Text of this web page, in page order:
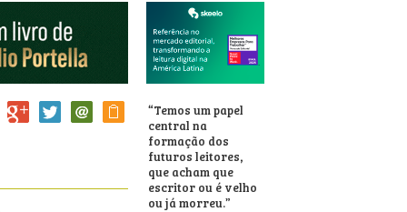
“Temos um papel
central na
formação dos
futuros leitores,
que acham que
escritor ou é velho
ou já morreu.”